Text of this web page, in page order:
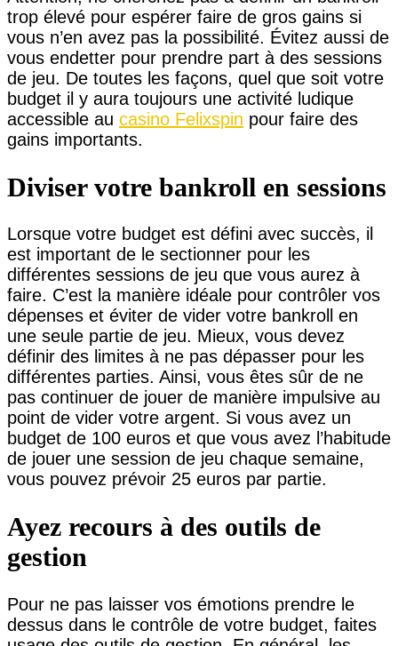
trop élevé pour espérer faire de gros gains si
vous n’en avez pas la possibilité. Évitez aussi de
vous endetter pour prendre part à des sessions
de jeu. De toutes les façons, quel que soit votre
budget il y aura toujours une activité ludique
accessible au casino Felixspin pour faire des
gains importants.
Diviser votre bankroll en sessions
Lorsque votre budget est défini avec succès, il
est important de le sectionner pour les
différentes sessions de jeu que vous aurez à
faire. C’est la manière idéale pour contrôler vos
dépenses et éviter de vider votre bankroll en
une seule partie de jeu. Mieux, vous devez
définir des limites à ne pas dépasser pour les
différentes parties. Ainsi, vous êtes sûr de ne
pas continuer de jouer de manière impulsive au
point de vider votre argent. Si vous avez un
budget de 100 euros et que vous avez l’habitude
de jouer une session de jeu chaque semaine,
vous pouvez prévoir 25 euros par partie.
Ayez recours à des outils de
gestion
Pour ne pas laisser vos émotions prendre le
dessus dans le contrôle de votre budget, faites